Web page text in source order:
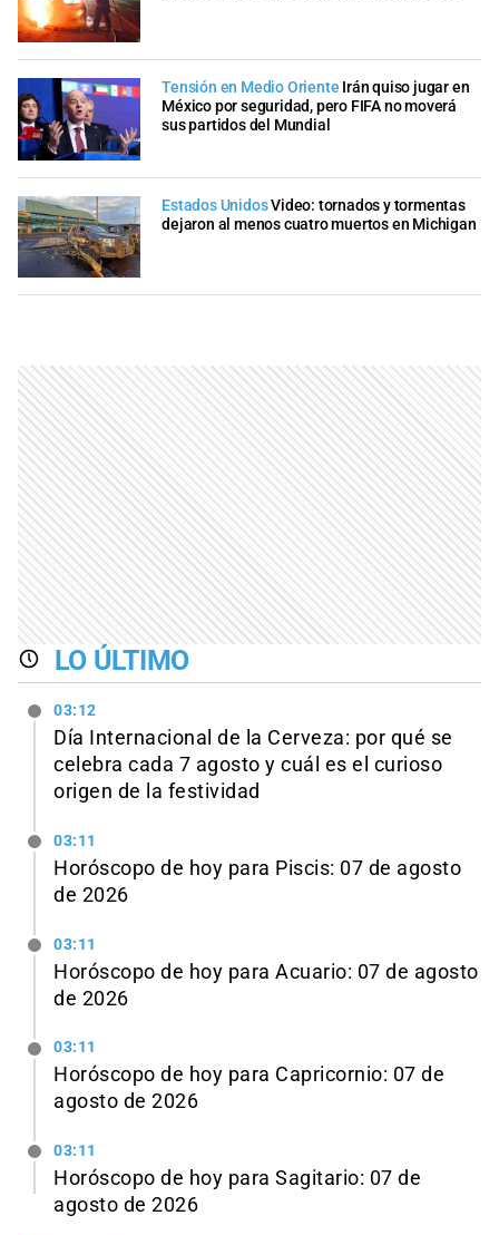
Tensión en Medio Oriente Irán quiso jugar en
México por seguridad, pero FIFA no moverá
sus partidos del Mundial
Estados UnidosVideo: tornados y tormentas
dejaron al menos cuatro muertos en Michigan
LO ÚLTIMO
03:12
Día Internacional de la Cerveza: por qué se
celebra cada 7 agosto y cuál es el curioso
origen de la festividad
03:11
Horóscopo de hoy para Piscis: 07 de agosto
de 2026
03:11
Horóscopo de hoy para Acuario: 07 de agosto
de 2026
03:11
Horóscopo de hoy para Capricornio: 07 de
agosto de 2026
03:11
Horóscopo de hoy para Sagitario: 07 de
agosto de 2026